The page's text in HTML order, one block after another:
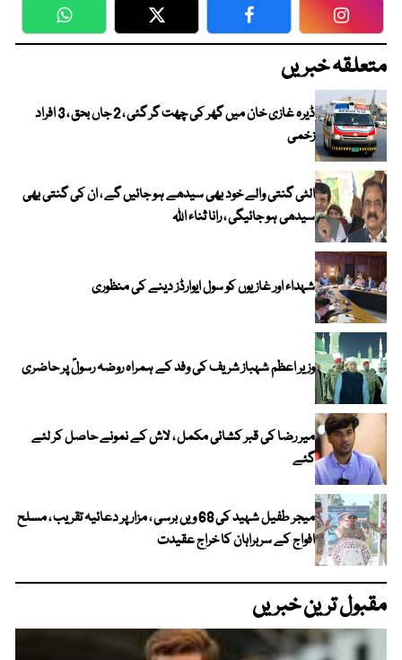
WhatsApp Twitter Facebook
متعلقہ خبریں
ڈیرہ غازی خان میں گھر کی چھت گر گئی ، 2 جاں بحق ، 3 افراد
زخمی
الٹی گنتی والے خود بھی سیدھے ہو جائیں گے ، ان کی گنتی بھی
سیدھی ہو جائیگی ، رانا ثناء اللہ
شہداء اور غازیوں کو سول ایوارڈز دینے کی منظوری
وزیر اعظم شہباز شریف کی وفد کے ہمراہ روضہ رسولؐ پر حاضری
میر رضا کی قبر کشائی مکمل ، لاش کے نمونے حاصل کر لئے
گئے
میجر طفیل شہید کی 68 ویں برسی ، مزار پر دعائیہ تقریب ، مسلح
افواج کے سربراہان کا خراج عقیدت
مقبول ترین خبریں